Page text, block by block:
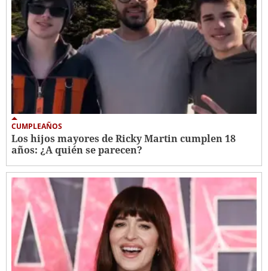
CUMPLEAÑOS
Los hijos mayores de Ricky Martin cumplen 18
años: ¿A quién se parecen?